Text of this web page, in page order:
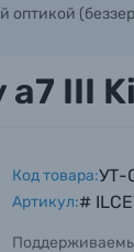
III
Код товара:УТ-
Артикул:#